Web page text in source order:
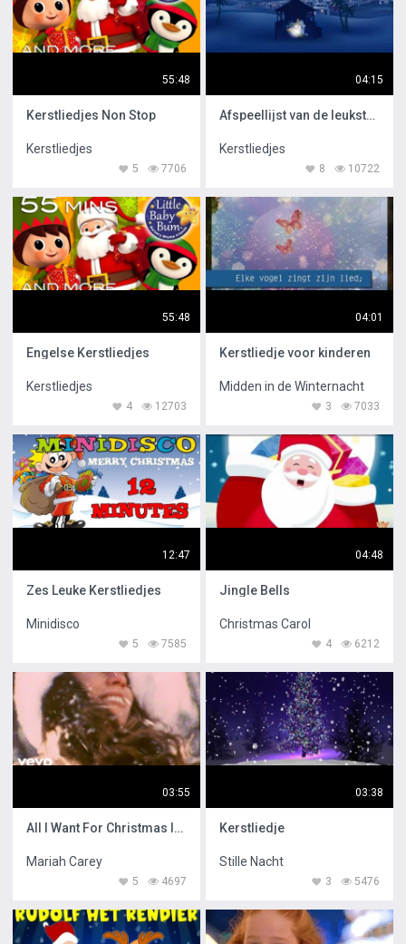
55:48
Kerstliedjes Non Stop
Kerstliedjes
7706
5
04:15
Afspeellijst van de leukste kinderliedjes
Kerstliedjes
10722
8
55:48
Engelse Kerstliedjes
Kerstliedjes
12703
4
04:01
Kerstliedje voor kinderen
Midden in de Winternacht
7033
3
12:47
Zes Leuke Kerstliedjes
Minidisco
7585
5
04:48
Jingle Bells
Christmas Carol
6212
4
03:55
All I Want For Christmas Is You
Mariah Carey
4697
5
03:38
Kerstliedje
Stille Nacht
5476
3